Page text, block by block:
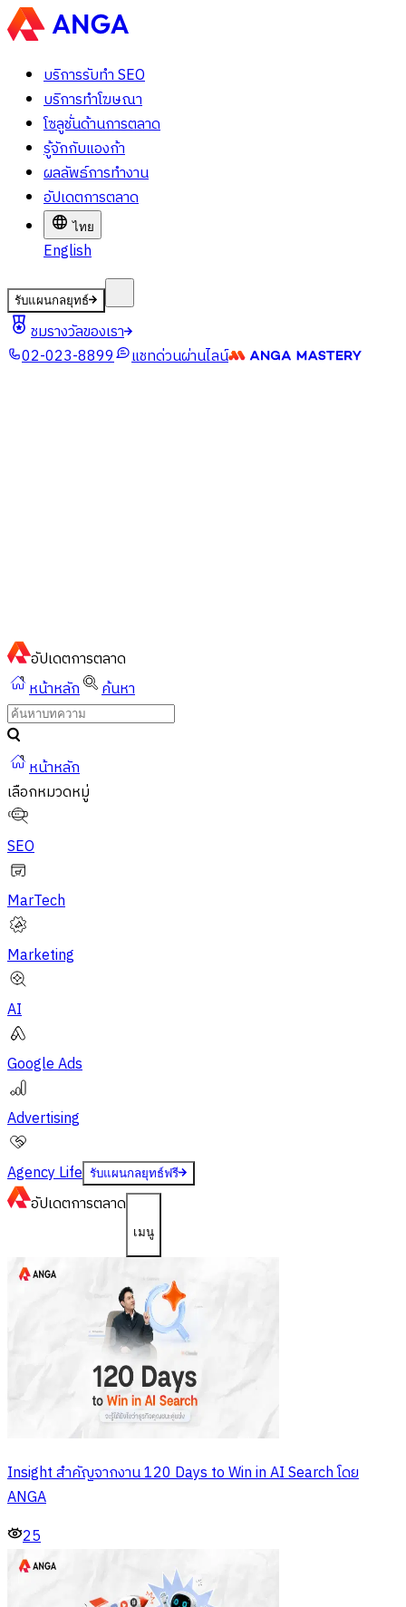
บริการรับทำ SEO
บริการทำโฆษณา
โซลูชั่นด้านการตลาด
รู้จักกับแองก้า
ผลลัพธ์การทำงาน
อัปเดตการตลาด
ไทย
English
รับแผนกลยุทธ์
ชมรางวัลของเรา
02-023-8899
แชทด่วนผ่านไลน์
อัปเดตการตลาด
หน้าหลัก
ค้นหา
หน้าหลัก
เลือกหมวดหมู่
SEO
MarTech
Marketing
AI
Google Ads
Advertising
Agency Life รับแผนกลยุทธ์ฟรี
อัปเดตการตลาด
เมนู
Insight สำคัญจากงาน 120 Days to Win in AI Search โดย
ANGA
25